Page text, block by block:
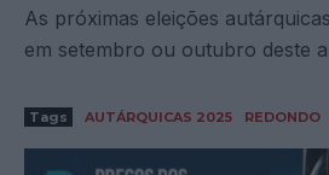
As próximas eleições
em setembro ou outubro deste
Tags AUTÁRQUICAS 2025 REDONDO